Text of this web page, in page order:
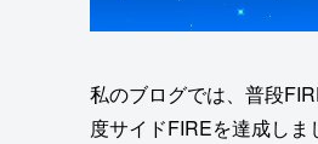
私のブログでは、普段
度サイドFIREを達成し